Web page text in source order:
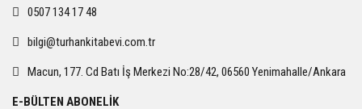
Ürün fiyatı diğer sitelerden daha pahalı.
0507 134 17 48
bilgi@turhankitabevi.com.tr
Macun, 177. Cd Batı İş Merkezi No:28/42, 06560 Yenimahalle/Ankara
E-BÜLTEN ABONELİK